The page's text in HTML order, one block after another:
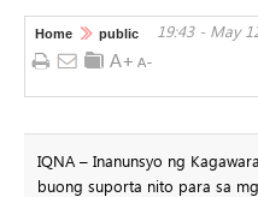
Home public 19:43 - May
IQNA – Inanunsyo ng
buong suporta nito para sa